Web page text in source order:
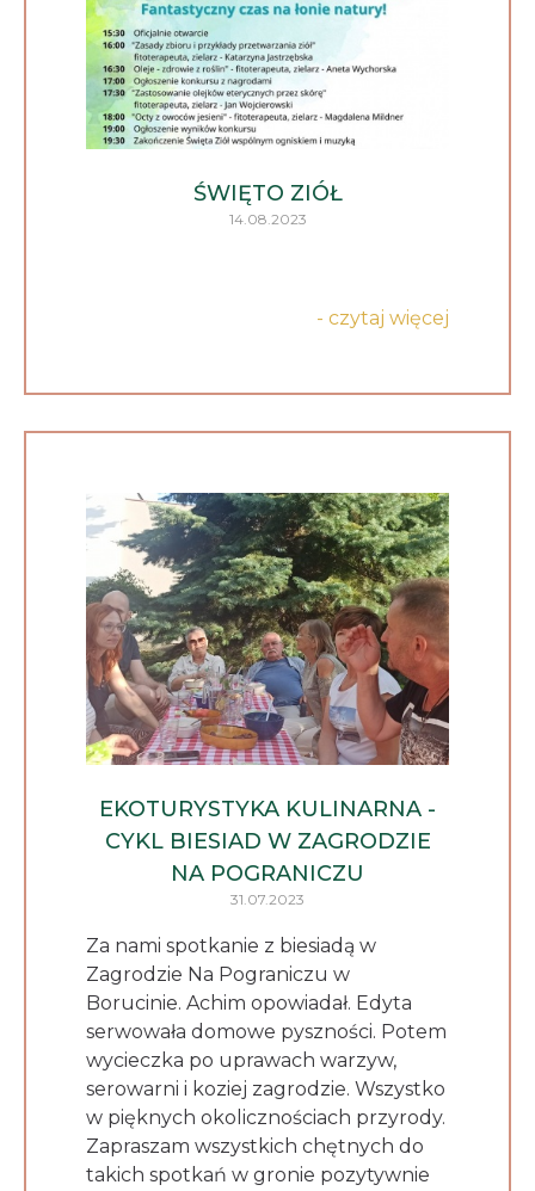
ŚWIĘTO ZIÓŁ
14.08.2023
- czytaj więcej
EKOTURYSTYKA KULINARNA -
CYKL BIESIAD W ZAGRODZIE
NA POGRANICZU
31.07.2023
Za nami spotkanie z biesiadą w
Zagrodzie Na Pograniczu w
Borucinie. Achim opowiadał. Edyta
serwowała domowe pyszności. Potem
wycieczka po uprawach warzyw,
serowarni i koziej zagrodzie. Wszystko
w pięknych okolicznościach przyrody.
Zapraszam wszystkich chętnych do
takich spotkań w gronie pozytywnie